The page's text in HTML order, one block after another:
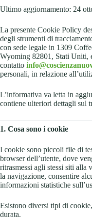
Ultimo aggiornamento: 24
La presente Cookie Policy
degli strumenti di
con sede legale in 1309
Wyoming 82801, Stati Uniti,
contatto
personali, in relazione
L’informativa va letta in
contiene ulteriori dettagli sul
1. Cosa sono i cookie
I cookie sono piccoli file di
browser dell’utente, dove
ritrasmessi agli stessi siti alla
la navigazione, consentire
informazioni statistiche
Esistono diversi tipi di
durata.